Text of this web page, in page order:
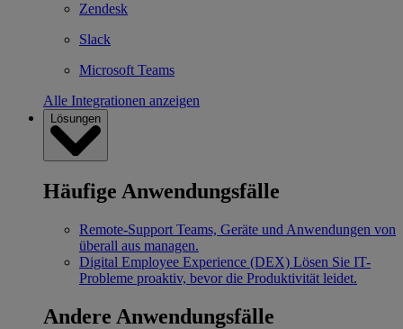
Zendesk
Slack
Microsoft Teams
Alle Integrationen anzeigen
Lösungen
Häufige Anwendungsfälle
Remote-Support Teams, Geräte und Anwendungen von
überall aus managen.
Digital Employee Experience (DEX) Lösen Sie IT-
Probleme proaktiv, bevor die Produktivität leidet.
Andere Anwendungsfälle